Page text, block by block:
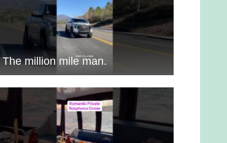
The million mile man.